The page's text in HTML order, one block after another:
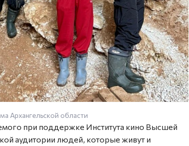
Архангельской области
при поддержке Института кино Высшей
аудитории людей, которые живут и